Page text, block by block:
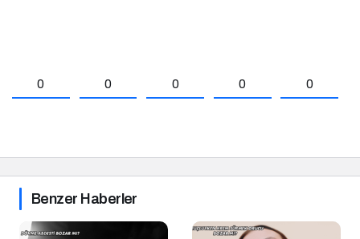
0 0 0 0 0
Benzer Haberler